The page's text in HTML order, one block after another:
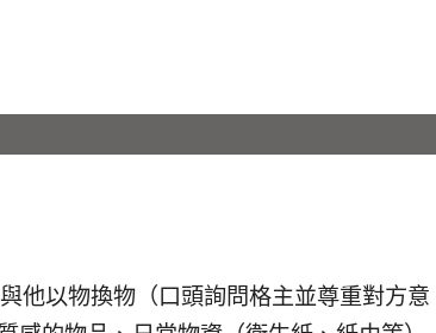
他以物換物（口頭詢問格主並尊重對方意